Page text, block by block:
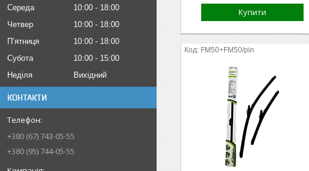
Середа
10:00
18:00
Четвер
10:00
18:00
Пʼятниця
10:00
18:00
Субота
10:00
15:00
Неділя
Вихідний
КОНТАКТИ
+380 (67) 743-05-55
+380 (95) 744-05-55
Купити
FM50+FM50/pin